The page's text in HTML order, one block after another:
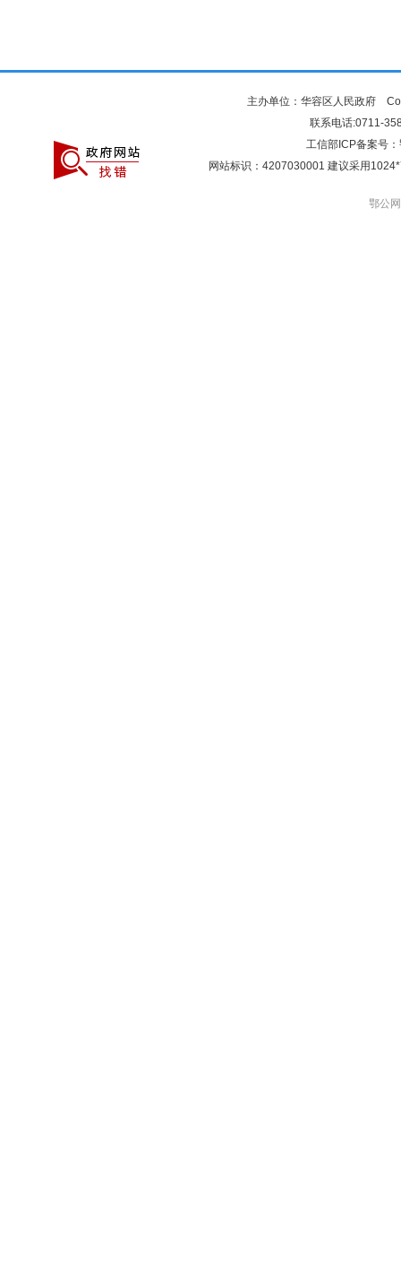
主办单位：华容区人民政府
联系电话:0711-
工信部ICP备案号：
网站标识：4207030001 建议采用
鄂公